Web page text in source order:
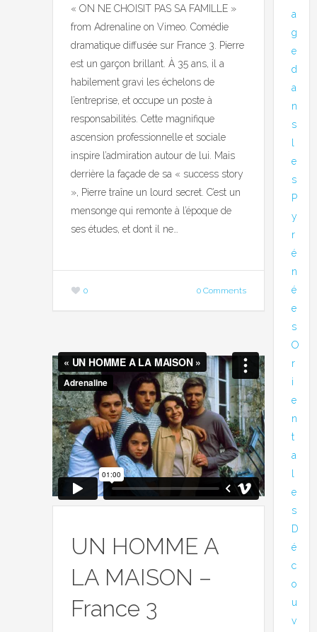
« ON NE CHOISIT PAS SA FAMILLE »
from Adrenaline on Vimeo. Comédie
dramatique diffusée sur France 3. Pierre
est un garçon brillant. À 35 ans, il a
habilement gravi les échelons de
l’entreprise, et occupe un poste à
responsabilités. Cette magnifique
ascension professionnelle et sociale
inspire l’admiration autour de lui. Mais
derrière la façade de sa « success story
», Pierre traîne un lourd secret. C’est un
mensonge qui remonte à l’époque de
ses études, et dont il ne…
0 0 Comments
UN HOMME A
LA MAISON –
France 3
a
g
e
d
a
n
s
e
s
P
y
r
é
n
é
e
s
O
r
i
e
n
t
a
e
s
D
é
c
o
u
v